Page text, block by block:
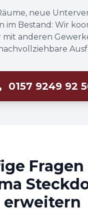
neue
im Bestand: Wir
mit anderen
0157 9249 92
erweitern